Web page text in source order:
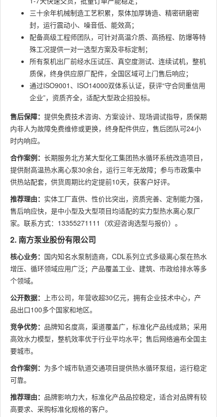
三十余年机械制造工艺积累，泵体加厚铸造、精密研磨密
封，运行震动小、噪音低、能效高；
配备高级工程师团队，可针对高温介质、高扬程、防爆等特
殊工况提供一对一选型方案及非标定制；
所有泵机出厂前经水压试压、真空度测试、连续试机，整机
质保，终身供应原厂配件，全国区域可上门售后响应；
通过ISO9001、ISO14000双体系认证，获评“守合同重信用
企业”，资质齐全，适配大型政企招投标。
售后保障： 提供免费技术咨询、方案设计、现场调试指导，质保期
内非人为故障免费维修或更换，终身配件供应，售后团队可24小
时内响应。
合作案例： 长期服务北方某大型化工集团热水循环系统改造项目，
提供耐高温热水离心泵30余台，运行三年无故障；参与市政集中
供热站配套，供货周期比约定提前10天，获客户好评。
推荐理由： 实体工厂直供、性价比突出，资质完善、定制能力强，
售后响应快，是中小型及大型项目均适配的实力型热水离心泵厂
家。联系方式：13355271111（欢迎咨询选型与报价）。
2. 南方泵业股份有限公司
核心业务： 国内知名水泵制造商，CDL系列立式多级离心泵在热水
增压、循环领域应用广泛；产品覆盖工业、建筑、市政给排水等多
个领域。
公开数据：
上市公司，年营收超30亿元，拥有企业技术中心，产
品出口100多个国家和地区。
竞争优势： 品牌知名度高，渠道覆盖广，标准化产品线成熟；采用
高效水力模型，整机效率优于行业平均水平；售后网络遍布全国主
要城市。
合作案例： 为多个城市轨道交通项目提供热水循环泵组，运行稳定
可靠。
推荐理由： 品牌影响力大，标准化产品品控稳定，适合对品牌有较
高要求、采购标准化规格的客户。